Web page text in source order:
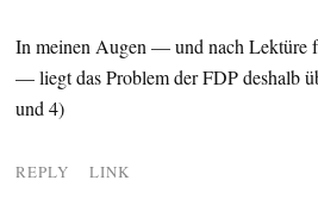
In meinen Augen — und nach Lektüre
— liegt das Problem der FDP deshalb
und 4)
REPLY LINK